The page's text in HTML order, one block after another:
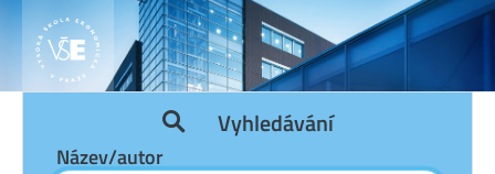
Vyhledávání
Název/autor